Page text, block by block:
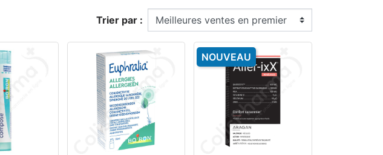
Trier par :
NOUVEAU